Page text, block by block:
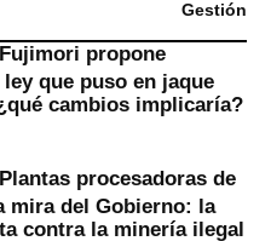
Gestión
Fujimori propone
que puso en jaque
cambios implicaría?
Plantas procesadoras de
mira del Gobierno: la
contra la minería ilegal